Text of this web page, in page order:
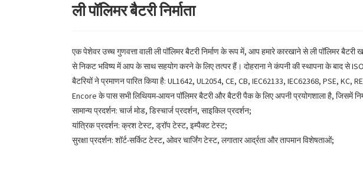
ली पॉलिमर बैटरी निर्माता
एक पेशेवर उच्च गुणवत्ता वाली ली पॉलिमर बैटरी निर्माण के रूप में, आप हमारे कारखाने से ली पॉलिमर
से निकट भविष्य में आप के साथ सहयोग करने के लिए तत्पर हैं। दोहराना ने कंपनी की स्थापना के बाद से
बैटरियों ने प्रमाणन पारित किया है: UL1642, UL2054, CE, CB, IEC62133, IEC62368, PSE,
Encore के पास सभी लिथियम-आयन पॉलिमर बैटरी और बैटरी पैक के लिए अपनी प्रयोगशाला है, जिसमें
सामान्य प्रदर्शन: चार्ज मोड, डिस्चार्ज प्रदर्शन, साइकिल प्रदर्शन;
यांत्रिक प्रदर्शन: क्रश टेस्ट, ड्रॉप टेस्ट, इम्पैक्ट टेस्ट;
सुरक्षा प्रदर्शन: शॉर्ट-सर्किट टेस्ट, ओवर चार्जिंग टेस्ट, लगातार आर्द्रता और तापमान विशेषताओं;